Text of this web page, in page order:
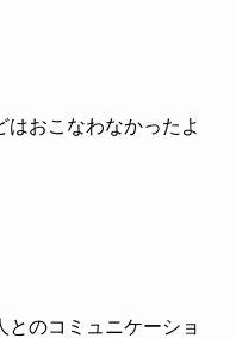
おこなわなかったよ
とのコミュニケーショ